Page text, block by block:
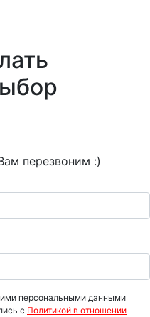
перезвоним :)
персональными данными
с Политикой в отношении